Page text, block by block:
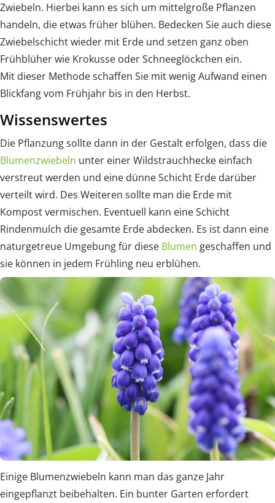
Zwiebeln. Hierbei kann es sich um mittelgroße Pflanzen
handeln, die etwas früher blühen. Bedecken Sie auch diese
Zwiebelschicht wieder mit Erde und setzen ganz oben
Frühblüher wie Krokusse oder Schneeglöckchen ein.
Mit dieser Methode schaffen Sie mit wenig Aufwand einen
Blickfang vom Frühjahr bis in den Herbst.
Wissenswertes
Die Pflanzung sollte dann in der Gestalt erfolgen, dass die
Blumenzwiebeln unter einer Wildstrauchhecke einfach
verstreut werden und eine dünne Schicht Erde darüber
verteilt wird. Des Weiteren sollte man die Erde mit
Kompost vermischen. Eventuell kann eine Schicht
Rindenmulch die gesamte Erde abdecken. Es ist dann eine
naturgetreue Umgebung für diese Blumen geschaffen und
sie können in jedem Frühling neu erblühen.
Einige Blumenzwiebeln kann man das ganze Jahr
eingepflanzt beibehalten. Ein bunter Garten erfordert